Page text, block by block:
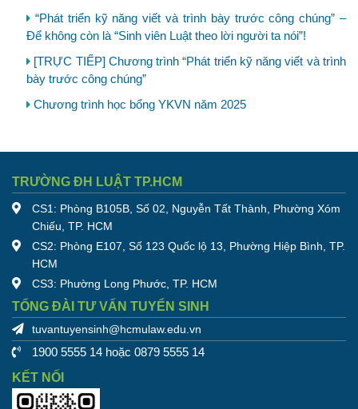
“Phát triển kỹ năng viết và trình bày trước công chúng” –
Để không còn là “Sinh viên Luật theo lời người ta nói”!
[TRỰC TIẾP] Chương trình “Phát triển kỹ năng viết và trình
bày trước công chúng”
Chương trình học bổng YKVN năm 2025
TRƯỜNG ĐH LUẬT TP.HCM
CS1: Phòng B105B, Số 02, Nguyễn Tất Thành, Phường Xóm
Chiếu, TP. HCM
CS2: Phòng E107, Số 123 Quốc lộ 13, Phường Hiệp Bình, TP.
HCM
CS3: Phường Long Phước, TP. HCM
TỔNG ĐÀI TƯ VẤN TUYỂN SINH
tuvantuyensinh@hcmulaw.edu.vn
1900 5555 14 hoặc 0879 5555 14
KẾT NỐI